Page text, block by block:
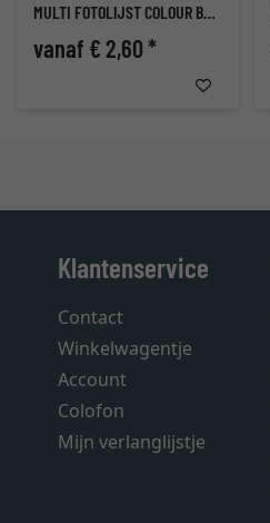
MULTI FOTOLIJST COLOUR BAROCK
vanaf € 2,60 *
Klantenservice
Contact
Winkelwagentje
Account
Colofon
Mijn verlanglijstje